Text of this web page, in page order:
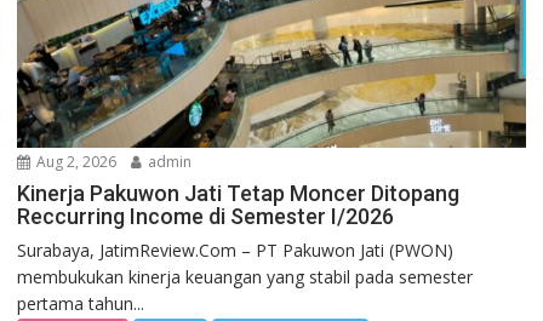
Aug 2, 2026 admin
Kinerja Pakuwon Jati Tetap Moncer Ditopang
Reccurring Income di Semester I/2026
Surabaya, JatimReview.Com – PT Pakuwon Jati (PWON)
membukukan kinerja keuangan yang stabil pada semester
pertama tahun...